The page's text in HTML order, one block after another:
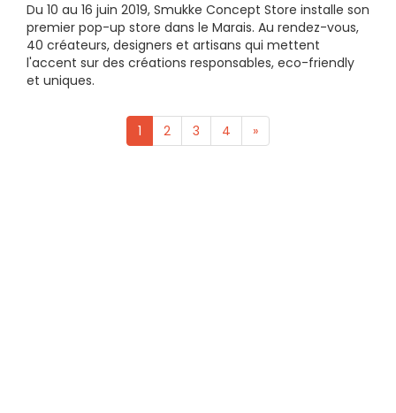
Du 10 au 16 juin 2019, Smukke Concept Store installe son
premier pop-up store dans le Marais. Au rendez-vous,
40 créateurs, designers et artisans qui mettent
l'accent sur des créations responsables, eco-friendly
et uniques.
1 2 3 4 »